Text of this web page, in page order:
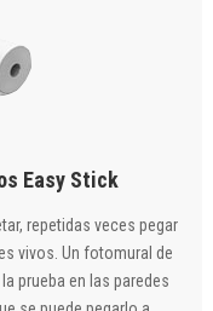
Easy Stick
repetidas veces pegar
vivos. Un fotomural de
prueba en las paredes